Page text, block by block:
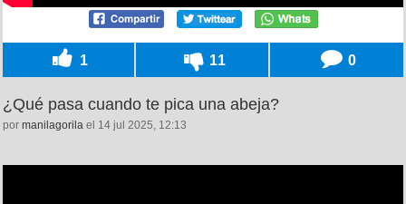
1 11 0
¿Qué pasa cuando te pica una abeja?
por manilagorila el 14 jul 2025, 12:13